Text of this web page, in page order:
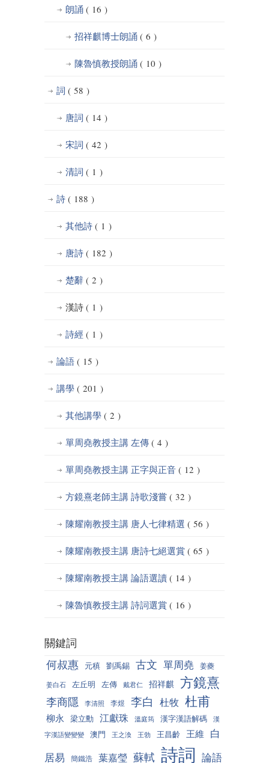
朗誦 ( 16 )
招祥麒博士朗誦 ( 6 )
陳魯慎教授朗誦 ( 10 )
詞 ( 58 )
唐詞 ( 14 )
宋詞 ( 42 )
清詞 ( 1 )
詩 ( 188 )
其他詩 ( 1 )
唐詩 ( 182 )
楚辭 ( 2 )
漢詩 ( 1 )
詩經 ( 1 )
論語 ( 15 )
講學 ( 201 )
其他講學 ( 2 )
單周堯教授主講 左傳 ( 4 )
單周堯教授主講 正字與正音 ( 12 )
方鏡熹老師主講 詩歌淺嘗 ( 32 )
陳耀南教授主講 唐人七律精選 ( 56 )
陳耀南教授主講 唐詩七絕選賞 ( 65 )
陳耀南教授主講 論語選讀 ( 14 )
陳魯慎教授主講 詩詞選賞 ( 16 )
關鍵詞
何叔惠 元稹 劉禹錫 古文 單周堯 姜夔
姜白石 左丘明 左傳 戴君仁 招祥麒 方鏡熹
李商隱 李清照 李煜 李白 杜牧 杜甫
柳永 梁立勳 江獻珠 溫庭筠 漢字漢語解碼
漢
字漢語變變變
澳門 王之渙 王勃 王昌齡 王維 白
居易
簡鐵浩 葉嘉瑩 蘇軾 詩詞 論語